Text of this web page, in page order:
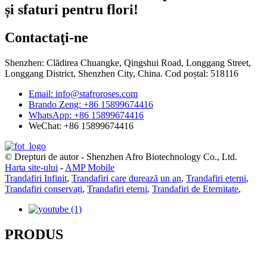
și sfaturi pentru flori!
Contactaţi-ne
Shenzhen: Clădirea Chuangke, Qingshui Road, Longgang Street,
Longgang District, Shenzhen City, China. Cod poștal: 518116
Email: info@stafroroses.com
Brando Zeng: +86 15899674416
WhatsApp: +86 15899674416
WeChat: +86 15899674416
© Drepturi de autor - Shenzhen Afro Biotechnology Co., Ltd.
Harta site-ului - AMP Mobile
Trandafiri Infinit, Trandafiri care durează un an, Trandafiri eterni,
Trandafiri conservați, Trandafiri eterni, Trandafiri de Eternitate,
PRODUS